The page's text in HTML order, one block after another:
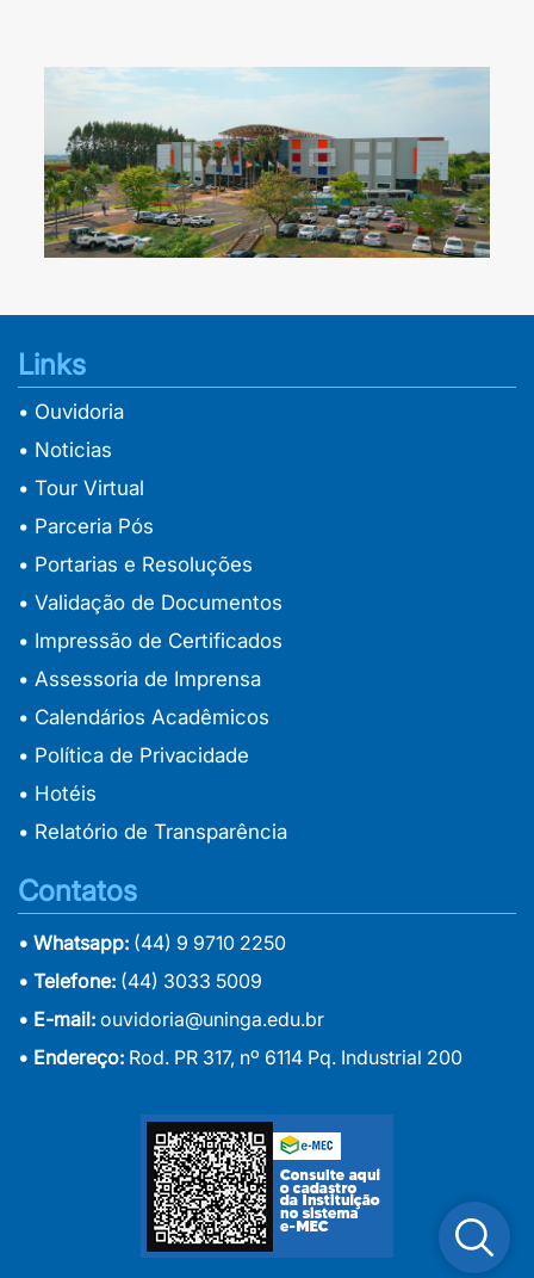
Links
• Ouvidoria
• Noticias
• Tour Virtual
• Parceria Pós
• Portarias e Resoluções
• Validação de Documentos
• Impressão de Certificados
• Assessoria de Imprensa
• Calendários Acadêmicos
• Política de Privacidade
• Hotéis
• Relatório de Transparência
Contatos
• Whatsapp: (44) 9 9710 2250
• Telefone: (44) 3033 5009
• E-mail: ouvidoria@uninga.edu.br
• Endereço: Rod. PR 317, nº 6114 Pq. Industrial 200